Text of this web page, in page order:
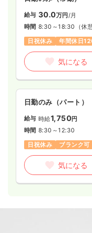
給与 30.0万円 /月
時間 8:30～18:30 （休
日祝休み
年間休日
気になる
日勤のみ（パート）
給与 時給1,750円
時間 8:30～12:30
日祝休み
ブランク可
気になる